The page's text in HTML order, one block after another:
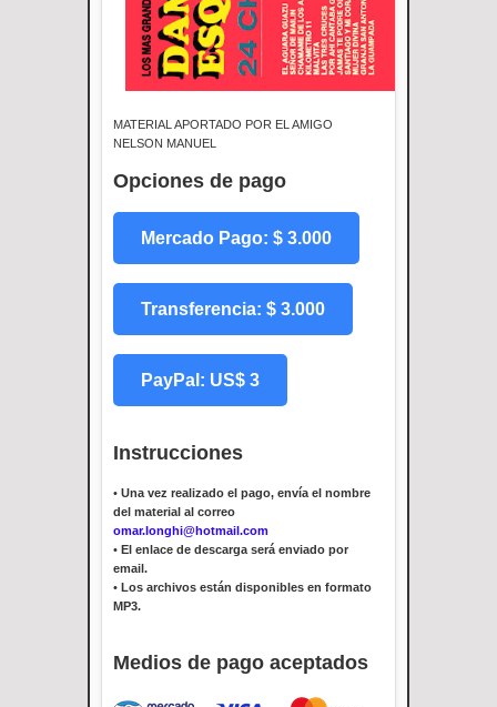
MATERIAL APORTADO POR EL AMIGO
NELSON MANUEL
Opciones de pago
Mercado Pago: $ 3.000
Transferencia: $ 3.000
PayPal: US$ 3
Instrucciones
• Una vez realizado el pago, envía el nombre
del material al correo
omar.longhi@hotmail.com
• El enlace de descarga será enviado por
email.
• Los archivos están disponibles en formato
MP3.
Medios de pago aceptados